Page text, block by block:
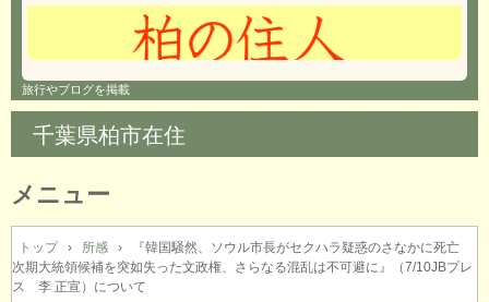
旅行やブログを掲載
千葉県柏市在住
メニュー
コ
ン
テ
ン
トップ › 所感 ›
『韓国騒然、ソウル市長がセクハラ疑惑のさなかに死亡
次期大統領候補を突如失った文政権、さらなる混乱は不可避に』（7/10JBプレ
ス 李 正宣）について